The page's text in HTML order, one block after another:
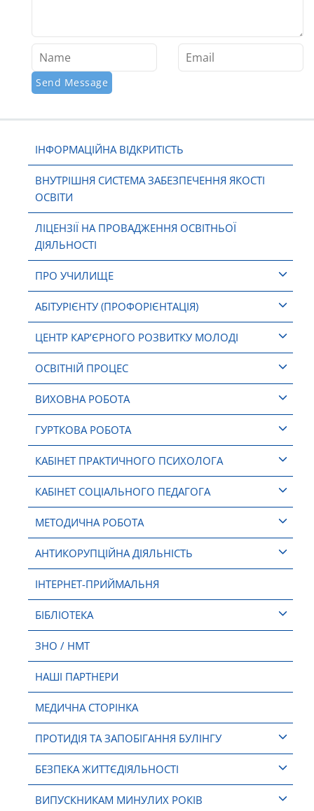
ІНФОРМАЦІЙНА ВІДКРИТІСТЬ
ВНУТРІШНЯ СИСТЕМА ЗАБЕЗПЕЧЕННЯ ЯКОСТІ
ОСВІТИ
ЛІЦЕНЗІЇ НА ПРОВАДЖЕННЯ ОСВІТНЬОЇ
ДІЯЛЬНОСТІ
ПРО УЧИЛИЩЕ
АБІТУРІЄНТУ (ПРОФОРІЄНТАЦІЯ)
ЦЕНТР КАР’ЄРНОГО РОЗВИТКУ МОЛОДІ
ОСВІТНІЙ ПРОЦЕС
ВИХОВНА РОБОТА
ГУРТКОВА РОБОТА
КАБІНЕТ ПРАКТИЧНОГО ПСИХОЛОГА
КАБІНЕТ СОЦІАЛЬНОГО ПЕДАГОГА
МЕТОДИЧНА РОБОТА
АНТИКОРУПЦІЙНА ДІЯЛЬНІСТЬ
ІНТЕРНЕТ-ПРИЙМАЛЬНЯ
БІБЛІОТЕКА
ЗНО / НМТ
НАШІ ПАРТНЕРИ
МЕДИЧНА СТОРІНКА
ПРОТИДІЯ ТА ЗАПОБІГАННЯ БУЛІНГУ
БЕЗПЕКА ЖИТТЄДІЯЛЬНОСТІ
ВИПУСКНИКАМ МИНУЛИХ РОКІВ